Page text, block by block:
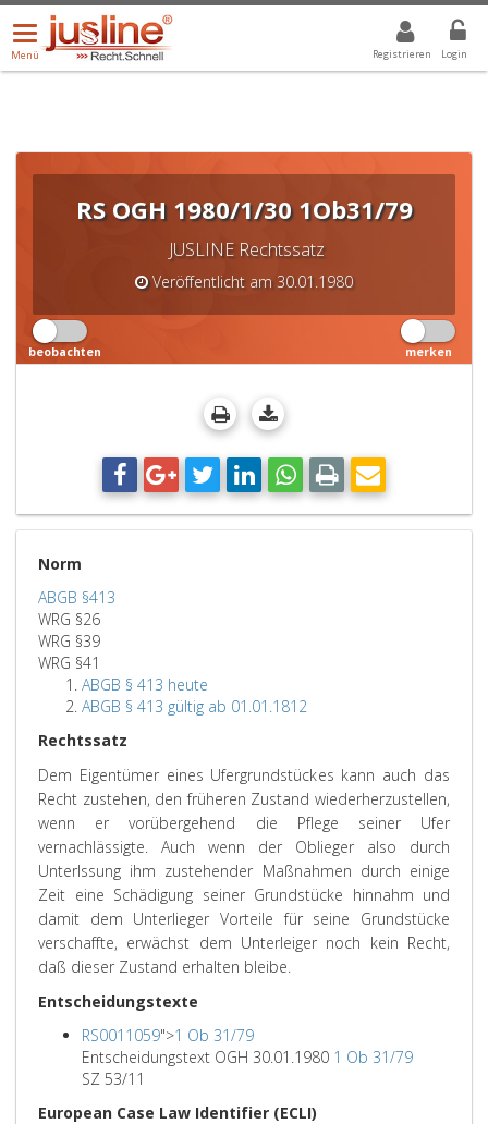
Registrieren Login
Menü
öffnen/schließen
Menü
ALLE DROPDOWN: GEWÄHLTER WERT IST ALLE
RS OGH 1980/1/30 1Ob31/79
JUSLINE Rechtssatz
Veröffentlicht am 30.01.1980
beobachten merken
Norm
ABGB §413
WRG §26
WRG §39
WRG §41
ABGB § 413 heute
ABGB § 413 gültig ab 01.01.1812
Rechtssatz
Dem Eigentümer eines Ufergrundstückes kann auch das
Recht zustehen, den früheren Zustand wiederherzustellen,
wenn er vorübergehend die Pflege seiner Ufer
vernachlässigte. Auch wenn der Oblieger also durch
Unterlssung ihm zustehender Maßnahmen durch einige
Zeit eine Schädigung seiner Grundstücke hinnahm und
damit dem Unterlieger Vorteile für seine Grundstücke
verschaffte, erwächst dem Unterleiger noch kein Recht,
daß dieser Zustand erhalten bleibe.
Entscheidungstexte
RS0011059">1 Ob 31/79
Entscheidungstext OGH 30.01.1980 1 Ob 31/79
SZ 53/11
European Case Law Identifier (ECLI)